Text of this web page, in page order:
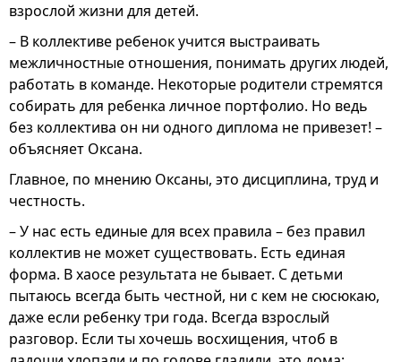
взрослой жизни для детей.
– В коллективе ребенок учится выстраивать
межличностные отношения, понимать других людей,
работать в команде. Некоторые родители стремятся
собирать для ребенка личное портфолио. Но ведь
без коллектива он ни одного диплома не привезет! –
объясняет Оксана.
Главное, по мнению Оксаны, это дисциплина, труд и
честность.
– У нас есть единые для всех правила – без правил
коллектив не может существовать. Есть единая
форма. В хаосе результата не бывает. С детьми
пытаюсь всегда быть честной, ни с кем не сюсюкаю,
даже если ребенку три года. Всегда взрослый
разговор. Если ты хочешь восхищения, чтоб в